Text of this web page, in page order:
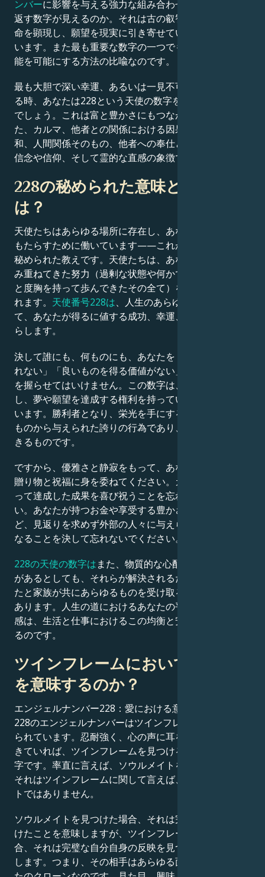
ンバーに影響を与える強力な組み合わせです：なぜ繰り
返す数字が見えるのか。それは古の叡智と、あなたが運
命を顕現し、願望を現実に引き寄せている事実を表して
います。また最も重要な数字の一つでもあります。不可
能を可能にする方法の比喩なのです。
最も大胆で深い幸運、あるいは一見不可能な夢が実現す
る時、あなたは228という天使の数字を見ることになる
でしょう。これは富と豊かさにもつながっています。ま
た、カルマ、他者との関係における因果応報、平和と調
和、人間関係そのもの、他者への奉仕となる外交手腕、
信念や信仰、そして霊的な直感の象徴でもあります。
228の秘められた意味と象徴と
は？
天使たちはあらゆる場所に存在し、あなたが得た結果を
もたらすために働いています——これが228天使番号の
秘められた教えです。天使たちは、あなたがこれまで積
み重ねてきた努力（過剰な状態や何かではなく、一貫性
と度胸を持って歩んできたその全て）を思い出させてく
れます。 天使番号228は、人生のあらゆる領域におい
て、あなたが得るに値する成功、幸運、富、繁栄をもた
らします。
決して誰にも、何ものにも、あなたを「何も成し遂げら
れない」「良いものを得る価値がない」と感じさせる力
を握らせてはいけません。この数字は、あなたが成功
し、夢や願望を達成する権利を持っていることを示して
います。勝利者となり、栄光を手にするのは、神聖なる
ものから与えられた誇りの行為であり、あなたが活用で
きるものです。
ですから、優雅さと静寂をもって、あなたに与えられる
贈り物と祝福に身を委ねてください。カルマの働きによ
って達成した成果を喜び祝うことを忘れないでくださ
い。あなたが持つお金や享受する豊かさが増せば増すほ
ど、見返りを求めず外部の人々に与えられる量も大きく
なることを決して忘れないでください。
228の天使の数字はまた、物質的な心配や経済的な問題
があるとしても、それらが解決されるだけでなく、あな
たと家族が共にあらゆるものを受け取るという保証でも
あります。人生の道におけるあなたの平安、幸福、満足
感は、生活と仕事におけるこの均衡と安定にかかってい
るのです。
ツインフレームにおいて228は何
を意味するのか？
エンジェルナンバー228：愛における意味
228のエンジェルナンバーはツインフレームとしても知
られています。忍耐強く、心の声に耳を傾ける準備がで
きていれば、ツインフレームを見つける手助けとなる数
字です。率直に言えば、ソウルメイトを見つけること…
それはツインフレームに関して言えば、本質的なポイン
トではありません。
ソウルメイトを見つけた場合、それは完璧な相手を見つ
けたことを意味しますが、ツインフレームを見つけた場
合、それは完璧な自分自身の反映を見つけたことを意味
します。つまり、その相手はあらゆる面で実質的にあな